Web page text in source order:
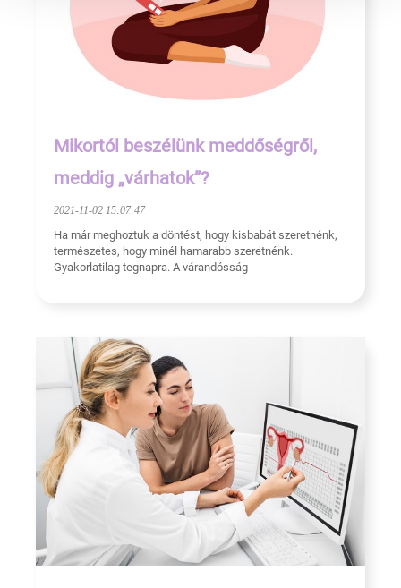
Mikortól beszélünk meddőségről,
meddig „várhatok”?
2021-11-02 15:07:47
Ha már meghoztuk a döntést, hogy kisbabát szeretnénk,
természetes, hogy minél hamarabb szeretnénk.
Gyakorlatilag tegnapra. A várandósság